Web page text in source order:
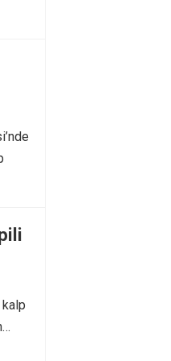
kalp